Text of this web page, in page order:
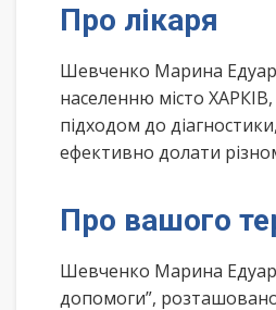
Про лікаря
Шевченко Марина
населенню місто
підходом до
ефективно долати
Про вашого
Шевченко Марина
допомоги”,